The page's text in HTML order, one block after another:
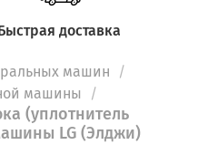
доставка
машин
машины
(уплотнитель
LG (Элджи)